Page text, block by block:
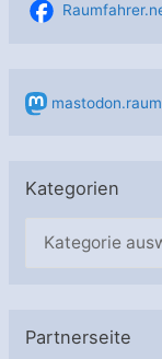
Kategorien
g
Partnerseite